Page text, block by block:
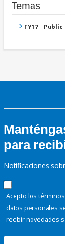
Temas
FY17 -
para
Notificaciones
Acepto los
datos personales
recibir novedades